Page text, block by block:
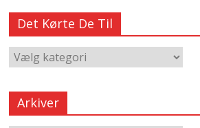
Det Kørte De Til
Arkiver